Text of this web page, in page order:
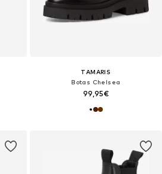
TAMARIS
Botas Chelsea
99,95€